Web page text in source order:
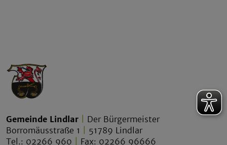
Gemeinde Lindlar
Der Bürgermeister
Borromäusstraße 1
51789 Lindlar
Tel.: 02266 960
Fax: 02266 96666